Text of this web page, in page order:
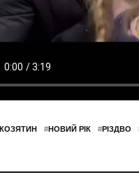
#НОВИЙ РІК #РІЗДВО